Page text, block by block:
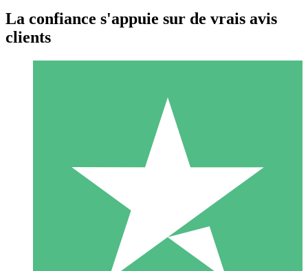
Packs de Crédits Individuels
Payez à l'utilisation avec des crédits de téléchargement. Sans
1 Téléchargement
10 00
La confiance s'appuie sur de vrais avis
clients